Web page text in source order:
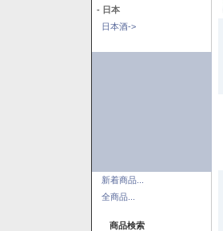
- 日本
日本酒->
新着商品...
全商品...
商品検索